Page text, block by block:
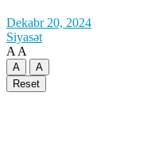
Dekabr 20, 2024
Siyasət
A A
A
A
Reset